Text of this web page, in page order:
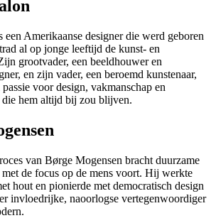
een Amerikaanse designer die werd geboren
al op jonge leeftijd de kunst- en
grootvader, een beeldhouwer en
en zijn vader, een beroemd kunstenaar,
voor design, vakmanschap en
die hem altijd bij zou blijven.
van Børge Mogensen bracht duurzame
de focus op de mens voort. Hij werkte
hout en pionierde met democratisch design
invloedrijke, naoorlogse vertegenwoordiger